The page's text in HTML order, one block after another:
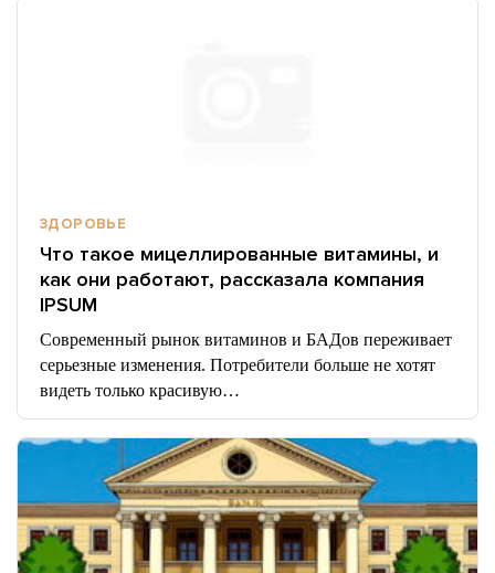
ЗДОРОВЬЕ
Что такое мицеллированные витамины, и
как они работают, рассказала компания
IPSUM
Современный рынок витаминов и БАДов переживает
серьезные изменения. Потребители больше не хотят
видеть только красивую…